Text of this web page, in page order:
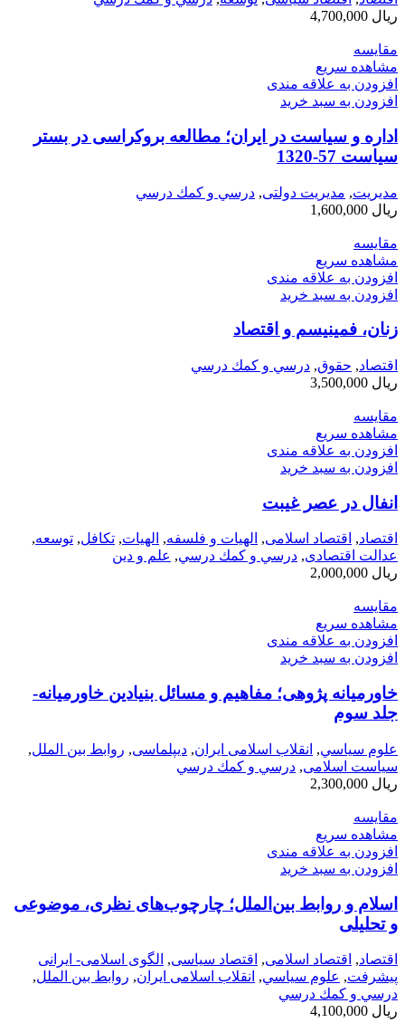
ریال
مقایسه
مشاهده سریع
افزودن به علاقه مندی
افزودن به سبد خرید
اداره و سیاست در ایران؛ مطالعه بروکراسی در بستر
سیاست 57-1320
مديريت, مدیریت دولتی, درسي و كمك درسي
ریال
مقایسه
مشاهده سریع
افزودن به علاقه مندی
افزودن به سبد خرید
زنان، فمينيسم و اقتصاد
اقتصاد, حقوق, درسي و كمك درسي
ریال
مقایسه
مشاهده سریع
افزودن به علاقه مندی
افزودن به سبد خرید
انفال در عصر غیبت
اقتصاد, اقتصاد اسلامی, الهیات و فلسفه, الهيات, تکافل, توسعه,
عدالت اقتصادی, درسي و كمك درسي, علم و دین
ریال
مقایسه
مشاهده سریع
افزودن به علاقه مندی
افزودن به سبد خرید
خاورمیانه پژوهی؛ مفاهیم و مسائل بنیادین خاورمیانه-
جلد سوم
علوم سياسي, انقلاب اسلامی ایران, دیپلماسی, روابط بین الملل,
سیاست اسلامی, درسي و كمك درسي
ریال
مقایسه
مشاهده سریع
افزودن به علاقه مندی
افزودن به سبد خرید
اسلام و روابط بین‌الملل؛ چارچوب‌های نظری، موضوعی
و تحلیلی
اقتصاد, اقتصاد اسلامی, اقتصاد سیاسی, الگوی اسلامی- ایرانی
پیشرفت, علوم سياسي, انقلاب اسلامی ایران, روابط بین الملل,
درسي و كمك درسي
ریال